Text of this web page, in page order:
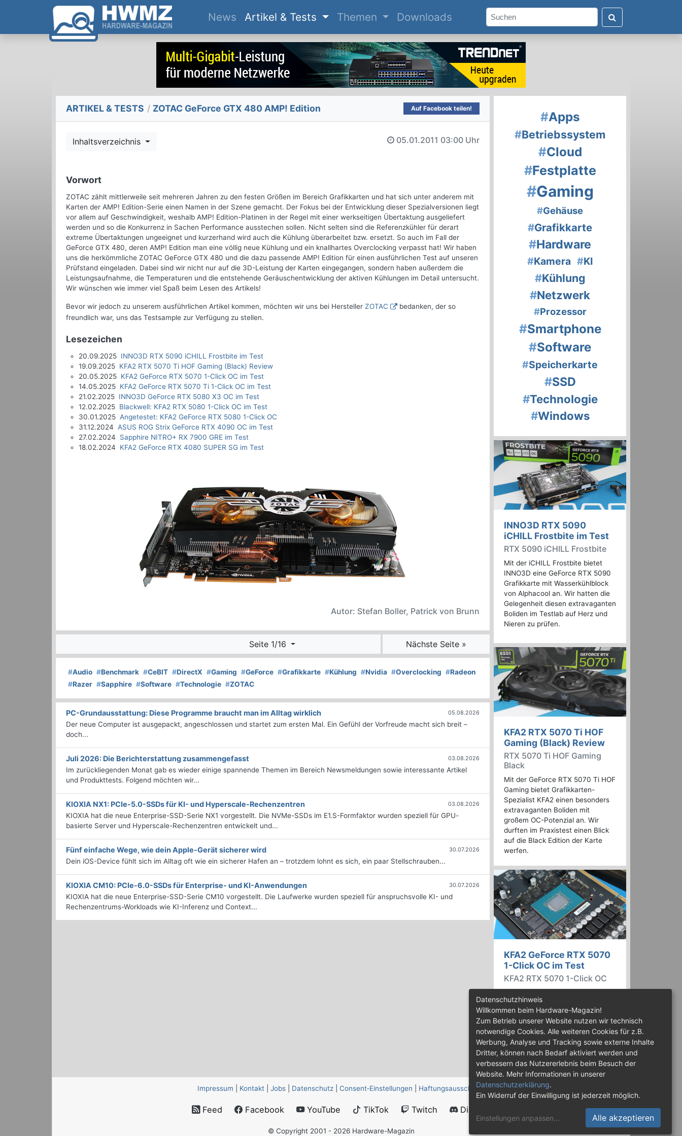
News(current)
Artikel & Tests Themen Downloads
ARTIKEL & TESTS / ZOTAC GeForce GTX 480 AMP! Edition Auf Facebook teilen!
Inhaltsverzeichnis 05.01.2011 03:00 Uhr
Vorwort
ZOTAC zählt mittlerweile seit mehreren Jahren zu den festen Größen im Bereich Grafikkarten und hat sich unter anderem mit
Karten der AMP! Edition-Serie einen Namen in der Szene gemacht. Der Fokus bei der Entwicklung dieser Spezialversionen liegt
vor allem auf Geschwindigkeit, weshalb AMP! Edition-Platinen in der Regel mit einer werkseitigen Übertaktung ausgeliefert
werden und so die Konkurrenz in Sachen Performance ausstechen sollen. Nicht selten sind die Referenzkühler für derart
extreme Übertaktungen ungeeignet und kurzerhand wird auch die Kühlung überarbeitet bzw. ersetzt. So auch im Fall der
GeForce GTX 480, deren AMP! Edition man eine völlig neue Kühlung und ein knallhartes Overclocking verpasst hat! Wir haben
uns die herkömmliche ZOTAC GeForce GTX 480 und die dazu passende AMP! Edition für einen ausführlichen Test auf unseren
Prüfstand eingeladen. Dabei sind wir nicht nur auf die 3D-Leistung der Karten eingegangen, sondern haben außerdem die
Leistungsaufnahme, die Temperaturen und die entstehende Geräuschentwicklung der aktiven Kühlungen im Detail untersucht.
Wir wünschen wie immer viel Spaß beim Lesen des Artikels!
Bevor wir jedoch zu unserem ausführlichen Artikel kommen, möchten wir uns bei Hersteller ZOTAC
bedanken, der so
freundlich war, uns das Testsample zur Verfügung zu stellen.
Lesezeichen
20.09.2025 INNO3D RTX 5090 iCHILL Frostbite im Test
19.09.2025 KFA2 RTX 5070 Ti HOF Gaming (Black) Review
20.05.2025 KFA2 GeForce RTX 5070 1-Click OC im Test
14.05.2025 KFA2 GeForce RTX 5070 Ti 1-Click OC im Test
21.02.2025 INNO3D GeForce RTX 5080 X3 OC im Test
12.02.2025 Blackwell: KFA2 RTX 5080 1-Click OC im Test
30.01.2025 Angetestet: KFA2 GeForce RTX 5080 1-Click OC
31.12.2024 ASUS ROG Strix GeForce RTX 4090 OC im Test
27.02.2024 Sapphire NITRO+ RX 7900 GRE im Test
18.02.2024 KFA2 GeForce RTX 4080 SUPER SG im Test
Autor: Stefan Boller, Patrick von Brunn
Seite 1/16 Nächste Seite »
#Audio #Benchmark #CeBIT #DirectX #Gaming #GeForce #Grafikkarte #Kühlung #Nvidia #Overclocking #Radeon
#Razer #Sapphire #Software #Technologie #ZOTAC
PC-Grundausstattung: Diese Programme braucht man im Alltag wirklich 05.08.2026
Der neue Computer ist ausgepackt, angeschlossen und startet zum ersten Mal. Ein Gefühl der Vorfreude macht sich breit –
doch...
Juli 2026: Die Bericht­erstattung zusammengefasst 03.08.2026
Im zurückliegenden Monat gab es wieder einige spannende Themen im Bereich Newsmeldungen sowie interessante Artikel
und Produkttests. Folgend möchten wir...
KIOXIA NX1: PCIe-5.0-SSDs für KI- und Hyperscale-Rechenzentren 03.08.2026
KIOXIA hat die neue Enterprise-SSD-Serie NX1 vorgestellt. Die NVMe-SSDs im E1.S-Formfaktor wurden speziell für GPU-
basierte Server und Hyperscale-Rechenzentren entwickelt und...
Fünf einfache Wege, wie dein Apple-Gerät sicherer wird 30.07.2026
Dein iOS-Device fühlt sich im Alltag oft wie ein sicherer Hafen an – trotzdem lohnt es sich, ein paar Stellschrauben...
KIOXIA CM10: PCIe-6.0-SSDs für Enterprise- und KI-Anwendungen 30.07.2026
KIOXIA hat die neue Enterprise-SSD-Serie CM10 vorgestellt. Die Laufwerke wurden speziell für anspruchsvolle KI- und
Rechenzentrums-Workloads wie KI-Inferenz und Context...
#Apps
#Betriebssystem
#Cloud
#Festplatte
#Gaming
#Gehäuse
#Grafikkarte
#Hardware
#Kamera #KI
#Kühlung
#Netzwerk
#Prozessor
#Smartphone
#Software
#Speicherkarte
#SSD
#Technologie
#Windows
INNO3D RTX 5090
iCHILL Frostbite im Test
RTX 5090 iCHILL Frostbite
Mit der iCHILL Frostbite bietet
INNO3D eine GeForce RTX 5090
Grafikkarte mit Wasserkühlblock
von Alphacool an. Wir hatten die
Gelegenheit diesen extravaganten
Boliden im Testlab auf Herz und
Nieren zu prüfen.
KFA2 RTX 5070 Ti HOF
Gaming (Black) Review
RTX 5070 Ti HOF Gaming
Black
Mit der GeForce RTX 5070 Ti HOF
Gaming bietet Grafikkarten-
Spezialist KFA2 einen besonders
extravaganten Boliden mit
großem OC-Potenzial an. Wir
durften im Praxistest einen Blick
auf die Black Edition der Karte
werfen.
KFA2 GeForce RTX 5070
1-Click OC im Test
KFA2 RTX 5070 1-Click OC
Nvidia die GeForce RTX 5070
installiert, die auf der
abgespeckten Blackwell-Variante
GB205 basiert. Wir haben uns ein
Custom-Design von Hersteller
KFA2 im Test genauer angesehen.
Impressum Kontakt Jobs Datenschutz Consent‑Einstellungen Haftungsausschluss
Feed Facebook YouTube TikTok Twitch Discord
© Copyright 2001 - 2026 Hardware-Magazin
Datenschutzhinweis
Willkommen beim Hardware-Magazin!
Zum Betrieb unserer Website nutzen wir technisch
notwendige Cookies. Alle weiteren Cookies für z.B.
Werbung, Analyse und Tracking sowie externe Inhalte
Dritter, können nach Bedarf aktiviert werden und
verbessern das Nutzererlebnis beim Besuch der
Website. Mehr Informationen in unserer
Datenschutzerklärung.
Ein Widerruf der Einwilligung ist jederzeit möglich.
Einstellungen anpassen... Alle akzeptieren